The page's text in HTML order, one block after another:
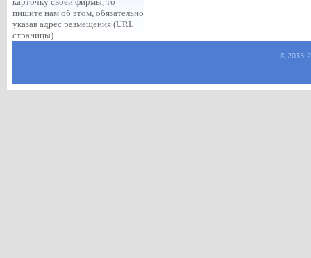
пишите нам об этом, обязательно
указав адрес размещения (URL
страницы).
© 2013-